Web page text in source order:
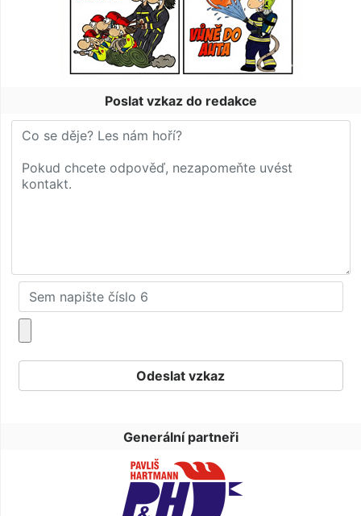
Poslat vzkaz do redakce
Generální partneři